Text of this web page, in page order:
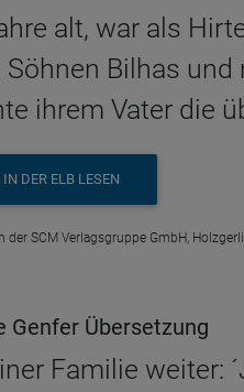
alt, war als
Bilhas und
ihrem Vater die
DER ELB LESEN
SCM Verlagsgruppe GmbH,
Genfer Übersetzung
Familie weiter: